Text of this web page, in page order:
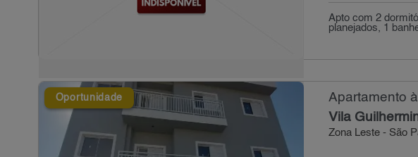
Apto com 2
planejados, 1
Oportunidade Apartamento
Vila
Zona Leste - São